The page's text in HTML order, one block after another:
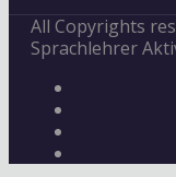
All Copyrights
Sprachlehrer